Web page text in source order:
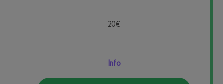
20€
Info